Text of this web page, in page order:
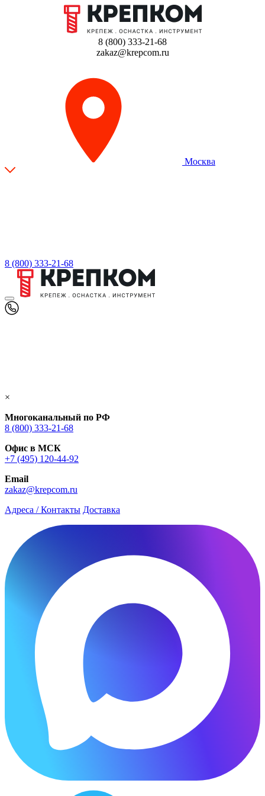
8 (800) 333-21-68
zakaz@krepcom.ru
Москва
8 (800) 333-21-68
×
Многоканальный по РФ
8 (800) 333‑21-68
Офис в МСК
+7 (495) 120-44-92
Email
zakaz@krepcom.ru
Адреса / Контакты Доставка